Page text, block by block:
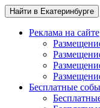
Найти в Екатеринбурге
Реклама на сайте
Бесплатные